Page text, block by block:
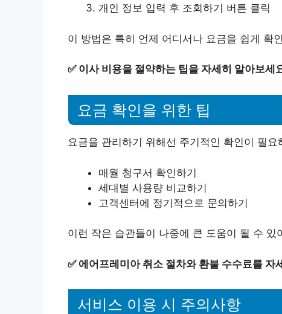
개인 정보 입력 후 조회하기 버튼 클릭
이 방법은 특히 언제 어디서나 요금을 쉽게 확
✅ 이사 비용을 절약하는 팁을 자세히 알아보세
요금 확인을 위한 팁
요금을 관리하기 위해선 주기적인 확인이 필
매월 청구서 확인하기
세대별 사용량 비교하기
고객센터에 정기적으로 문의하기
이런 작은 습관들이 나중에 큰 도움이 될 수 있
✅ 에어프레미아 취소 절차와 환불 수수료를 자
서비스 이용 시 주의사항